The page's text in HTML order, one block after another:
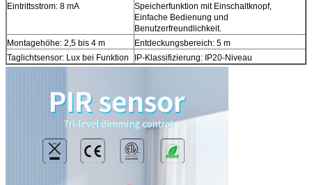
Eintrittsstrom: 8 mA
Speicherfunktion mit Einschaltknopf,
Einfache Bedienung und
Benutzerfreundlichkeit.
Montagehöhe: 2,5 bis 4 m
Entdeckungsbereich: 5 m
Taglichtsensor: Lux bei Funktion
IP-Klassifizierung: IP20-Niveau